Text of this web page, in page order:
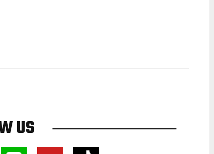
US